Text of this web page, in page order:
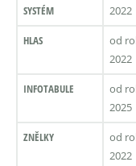
SYSTÉM
2022
HLAS
od
2022
INFOTABULE
od
2025
ZNĚLKY
od
2022